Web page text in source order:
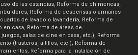
de las estancias, Reforma de chimeneas,
Reforma de despensas o armarios
de lavado o lavandería, Reforma de
en casa, Reforma de áreas de
salas de cine en casa, etc.), Reforma
(trasteros, altillos, etc.), Reforma de
Reforma para la instalación de